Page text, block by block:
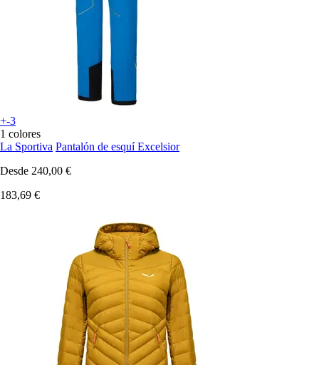
+-3
1 colores
La Sportiva Pantalón de esquí Excelsior
Desde 240,00 €
183,69 €